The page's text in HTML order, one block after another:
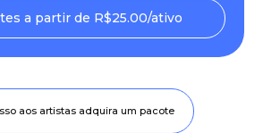
a partir de R$25.00/ativo
aos artistas adquira um pacote